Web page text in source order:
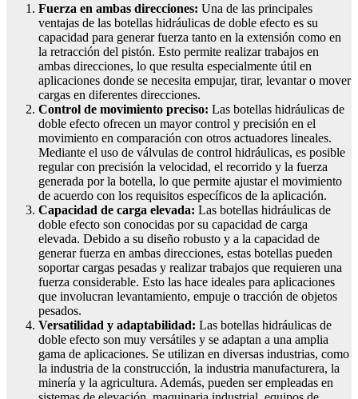
Fuerza en ambas direcciones: Una de las principales
ventajas de las botellas hidráulicas de doble efecto es su
capacidad para generar fuerza tanto en la extensión como en
la retracción del pistón. Esto permite realizar trabajos en
ambas direcciones, lo que resulta especialmente útil en
aplicaciones donde se necesita empujar, tirar, levantar o mover
cargas en diferentes direcciones.
Control de movimiento preciso: Las botellas hidráulicas de
doble efecto ofrecen un mayor control y precisión en el
movimiento en comparación con otros actuadores lineales.
Mediante el uso de válvulas de control hidráulicas, es posible
regular con precisión la velocidad, el recorrido y la fuerza
generada por la botella, lo que permite ajustar el movimiento
de acuerdo con los requisitos específicos de la aplicación.
Capacidad de carga elevada: Las botellas hidráulicas de
doble efecto son conocidas por su capacidad de carga
elevada. Debido a su diseño robusto y a la capacidad de
generar fuerza en ambas direcciones, estas botellas pueden
soportar cargas pesadas y realizar trabajos que requieren una
fuerza considerable. Esto las hace ideales para aplicaciones
que involucran levantamiento, empuje o tracción de objetos
pesados.
Versatilidad y adaptabilidad: Las botellas hidráulicas de
doble efecto son muy versátiles y se adaptan a una amplia
gama de aplicaciones. Se utilizan en diversas industrias, como
la industria de la construcción, la industria manufacturera, la
minería y la agricultura. Además, pueden ser empleadas en